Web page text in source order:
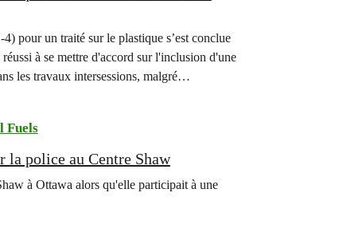
pour un traité sur le plastique s’est conclue
à se mettre d'accord sur l'inclusion d'une
les travaux intersessions, malgré…
Fuels
la police au Centre Shaw
à Ottawa alors qu'elle participait à une